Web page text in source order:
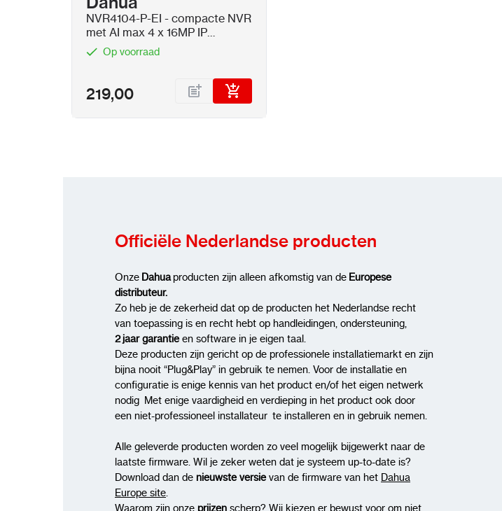
NVR4104-P-EI - compacte NVR
met AI max 4 x 16MP IP
camera's met PoE
Op voorraad
219,00
Officiële Nederlandse producten
Onze Dahuaproducten zijn alleen afkomstig van de Europese
distributeur.
Zo heb je de zekerheid dat op de producten het Nederlandse recht
van toepassing is en recht hebt op handleidingen, ondersteuning,
2 jaar garantieen software in je eigen taal.
Deze producten zijn gericht op de professionele installatiemarkt en zijn
bijna nooit “Plug&Play” in gebruik te nemen. Voor de installatie en
configuratie is enige kennis van het product en/of het eigen netwerk
nodig Met enige vaardigheid en verdieping in het product ook door
een niet-professioneel installateur te installeren en in gebruik nemen.
Alle geleverde producten worden zo veel mogelijk bijgewerkt naar de
laatste firmware. Wil je zeker weten dat je systeem up-to-date is?
Download dan de nieuwste versievan de firmware van het Dahua
Europe site
Waarom zijn onze prijzen scherp? Wij kiezen er bewust voor om niet